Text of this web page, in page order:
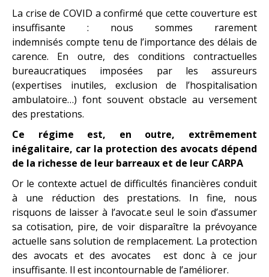
La crise de COVID a confirmé que cette couverture est
insuffisante : nous sommes rarement
indemnisés compte tenu de l’importance des délais de
carence. En outre, des conditions contractuelles
bureaucratiques imposées par les assureurs
(expertises inutiles, exclusion de l’hospitalisation
ambulatoire…) font souvent obstacle au versement
des prestations.
Ce régime est, en outre, extrêmement
inégalitaire, car la protection des avocats dépend
de la richesse de leur barreaux et de leur CARPA
Or le contexte actuel de difficultés financières conduit
à une réduction des prestations. In fine, nous
risquons de laisser à l’avocat.e seul le soin d’assumer
sa cotisation, pire, de voir disparaître la prévoyance
actuelle sans solution de remplacement. La protection
des avocats et des avocates est donc à ce jour
insuffisante. Il est incontournable de l’améliorer.